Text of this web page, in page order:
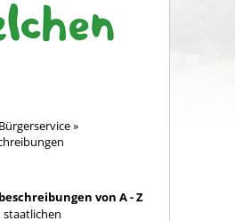
Bürgerservice»
von A - Z